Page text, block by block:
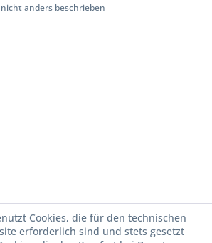
nicht anders beschrieben
Cookies, die für den technischen
erforderlich sind und stets gesetzt